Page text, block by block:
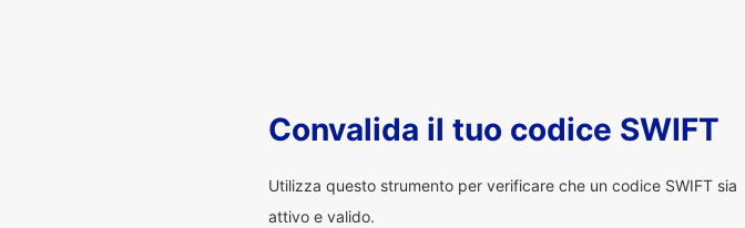
Convalida il tuo codice SWIFT
Utilizza questo strumento per verificare che un codice SWIFT sia
attivo e valido.